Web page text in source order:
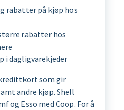
rabatter på kjøp hos
rabatter hos
i dagligvarekjeder
som gir
andre kjøp. Shell
og Esso med Coop. For å